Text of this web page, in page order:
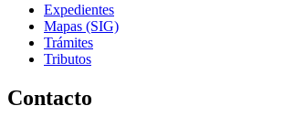
Expedientes
Mapas (SIG)
Trámites
Tributos
Contacto